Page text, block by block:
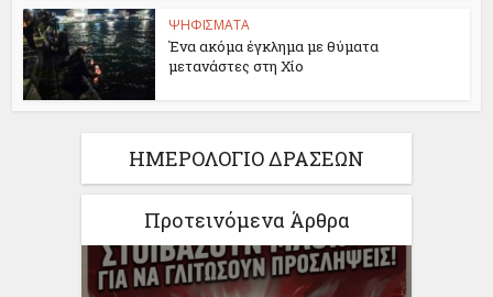
ΨΗΦΙΣΜΑΤΑ
Ένα ακόμα έγκλημα με θύματα
μετανάστες στη Χίο
ΗΜΕΡΟΛΟΓΙΟ ΔΡΑΣΕΩΝ
Προτεινόμενα Άρθρα